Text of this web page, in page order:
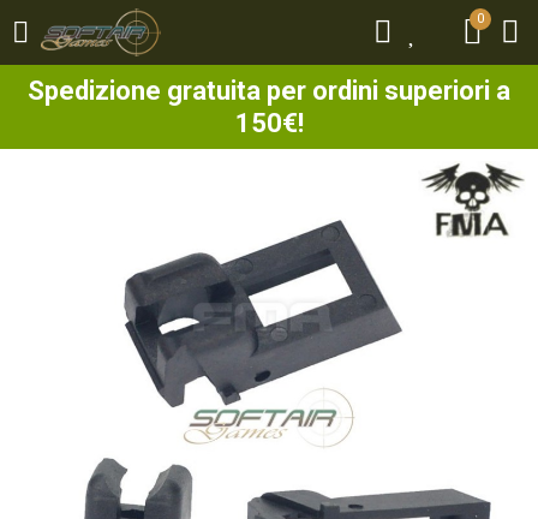
0
Spedizione gratuita per ordini superiori a
150€!
0